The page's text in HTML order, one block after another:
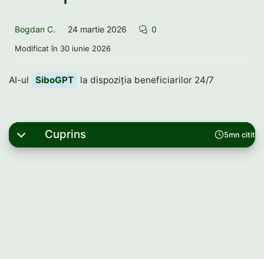
Bogdan C. 24 martie 2026 0
Modificat în 30 iunie 2026
AI-ul SiboGPT la dispoziția beneficiarilor 24/7
5mn citit
Cuprins